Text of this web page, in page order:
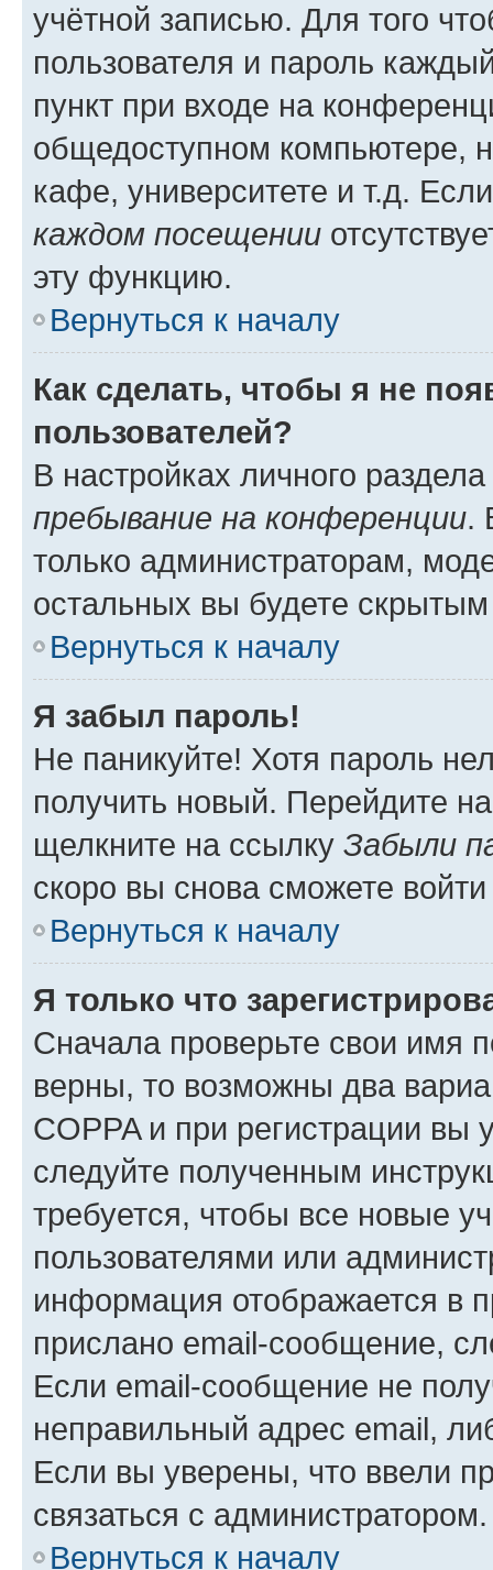
учётной записью. Для того
пользователя и пароль
пункт при входе на
общедоступном компьютере,
кафе, университете и т.д.
каждом посещении
эту функцию.
Вернуться к началу
Как сделать, чтобы я не
пользователей?
В настройках личного
пребывание на конференции.
только администраторам,
остальных вы будете
Вернуться к началу
Я забыл пароль!
Не паникуйте! Хотя пароль
получить новый. Перейдите
щелкните на ссылку Забыли
скоро вы снова сможете
Вернуться к началу
Я только что
Сначала проверьте свои имя
верны, то возможны два
COPPA и при регистрации вы
следуйте полученным
требуется, чтобы все новые
пользователями или
информация отображается в
прислано email-сообщение,
Если email-сообщение не
неправильный адрес email,
Если вы уверены, что ввели
связаться с администратором.
Вернуться к началу